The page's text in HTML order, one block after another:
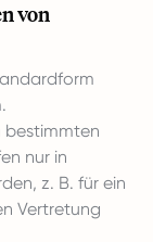
von
bestimmten
nur in
z. B. für ein
Vertretung